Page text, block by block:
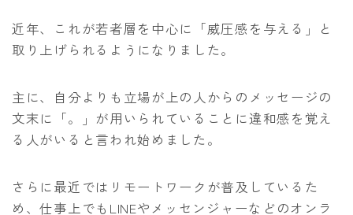
近年、これが若者層を中心に「威圧感を与える」と
取り上げられるようになりました。
主に、自分よりも立場が上の人からのメッセージの
文末に「。」が用いられていることに違和感を覚え
る人がいると言われ始めました。
さらに最近ではリモートワークが普及しているた
め、仕事上でもLINEやメッセンジャーなどのオンラ